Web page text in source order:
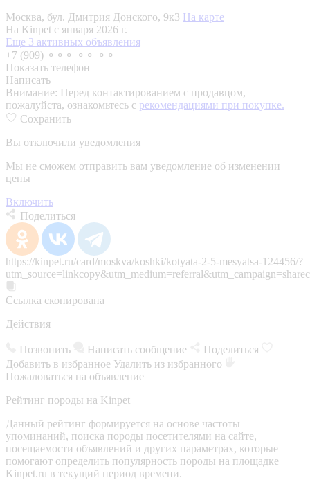
Москва, бул. Дмитрия Донского, 9к3 На карте
На Kinpet c января 2026 г.
Еще 3 активных объявления
+7 (909) ⚬⚬⚬ ⚬⚬ ⚬⚬
Показать телефон
Написать
Внимание: Перед контактированием с продавцом,
пожалуйста, ознакомьтесь с рекомендациями при покупке.
Сохранить
Вы отключили уведомления
Мы не сможем отправить вам уведомление об изменении
цены
Включить
Поделиться
https://kinpet.ru/card/moskva/koshki/kotyata-2-5-mesyatsa-124456/?
Ссылка скопирована
Действия
Позвонить Написать сообщение
Поделиться
Добавить в избранное Удалить из избранного
Пожаловаться на объявление
Рейтинг породы на Kinpet
Данный рейтинг формируется на основе частоты
упоминаний, поиска породы посетителями на сайте,
посещаемости объявлений и других параметрах, которые
помогают определить популярность породы на площадке
Kinpet.ru в текущий период времени.